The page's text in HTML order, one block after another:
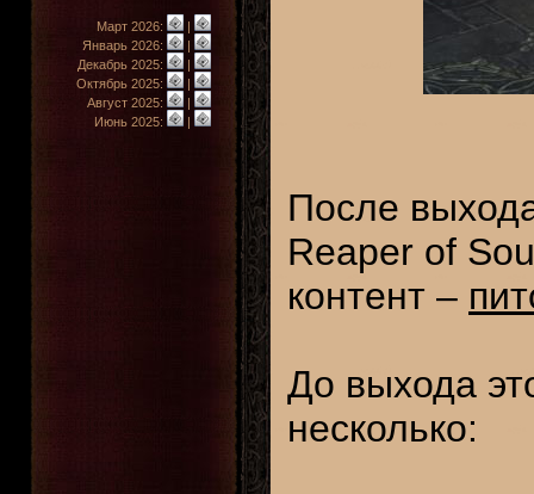
Март 2026:
|
Январь 2026:
|
Декабрь 2025:
|
Октябрь 2025:
|
Август 2025:
|
Июнь 2025:
|
После
Reaper of
контент –
До выхода
несколько: